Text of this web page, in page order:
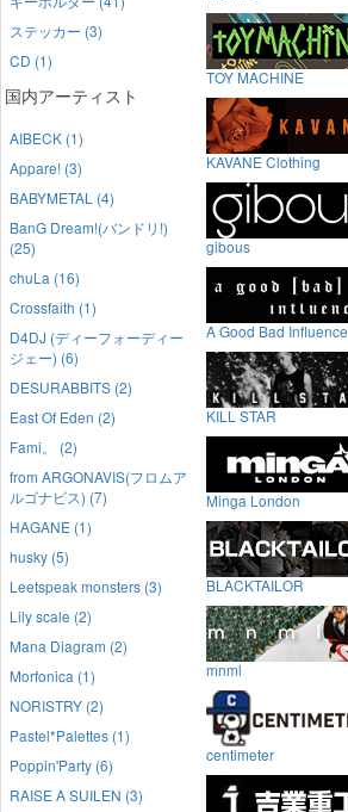
ステッカー (3)
CD (1)
国内アーティスト
AIBECK (1)
Appare! (3)
BABYMETAL (4)
BanG Dream!(バンドリ!)
(25)
chuLa (16)
Crossfaith (1)
D4DJ (ディーフォーディー
ジェー) (6)
DESURABBITS (2)
East Of Eden (2)
Fami。 (2)
from ARGONAVIS(フロムア
ルゴナビス) (7)
HAGANE (1)
husky (5)
Leetspeak monsters (3)
Lily scale (2)
Mana Diagram (2)
Morfonica (1)
NORISTRY (2)
Pastel*Palettes (1)
Poppin'Party (6)
RAISE A SUILEN (3)
TOY MACHINE
KAVANE Clothing
gibous
A Good Bad Influence
KILL STAR
Minga London
BLACKTAILOR
mnml
centimeter